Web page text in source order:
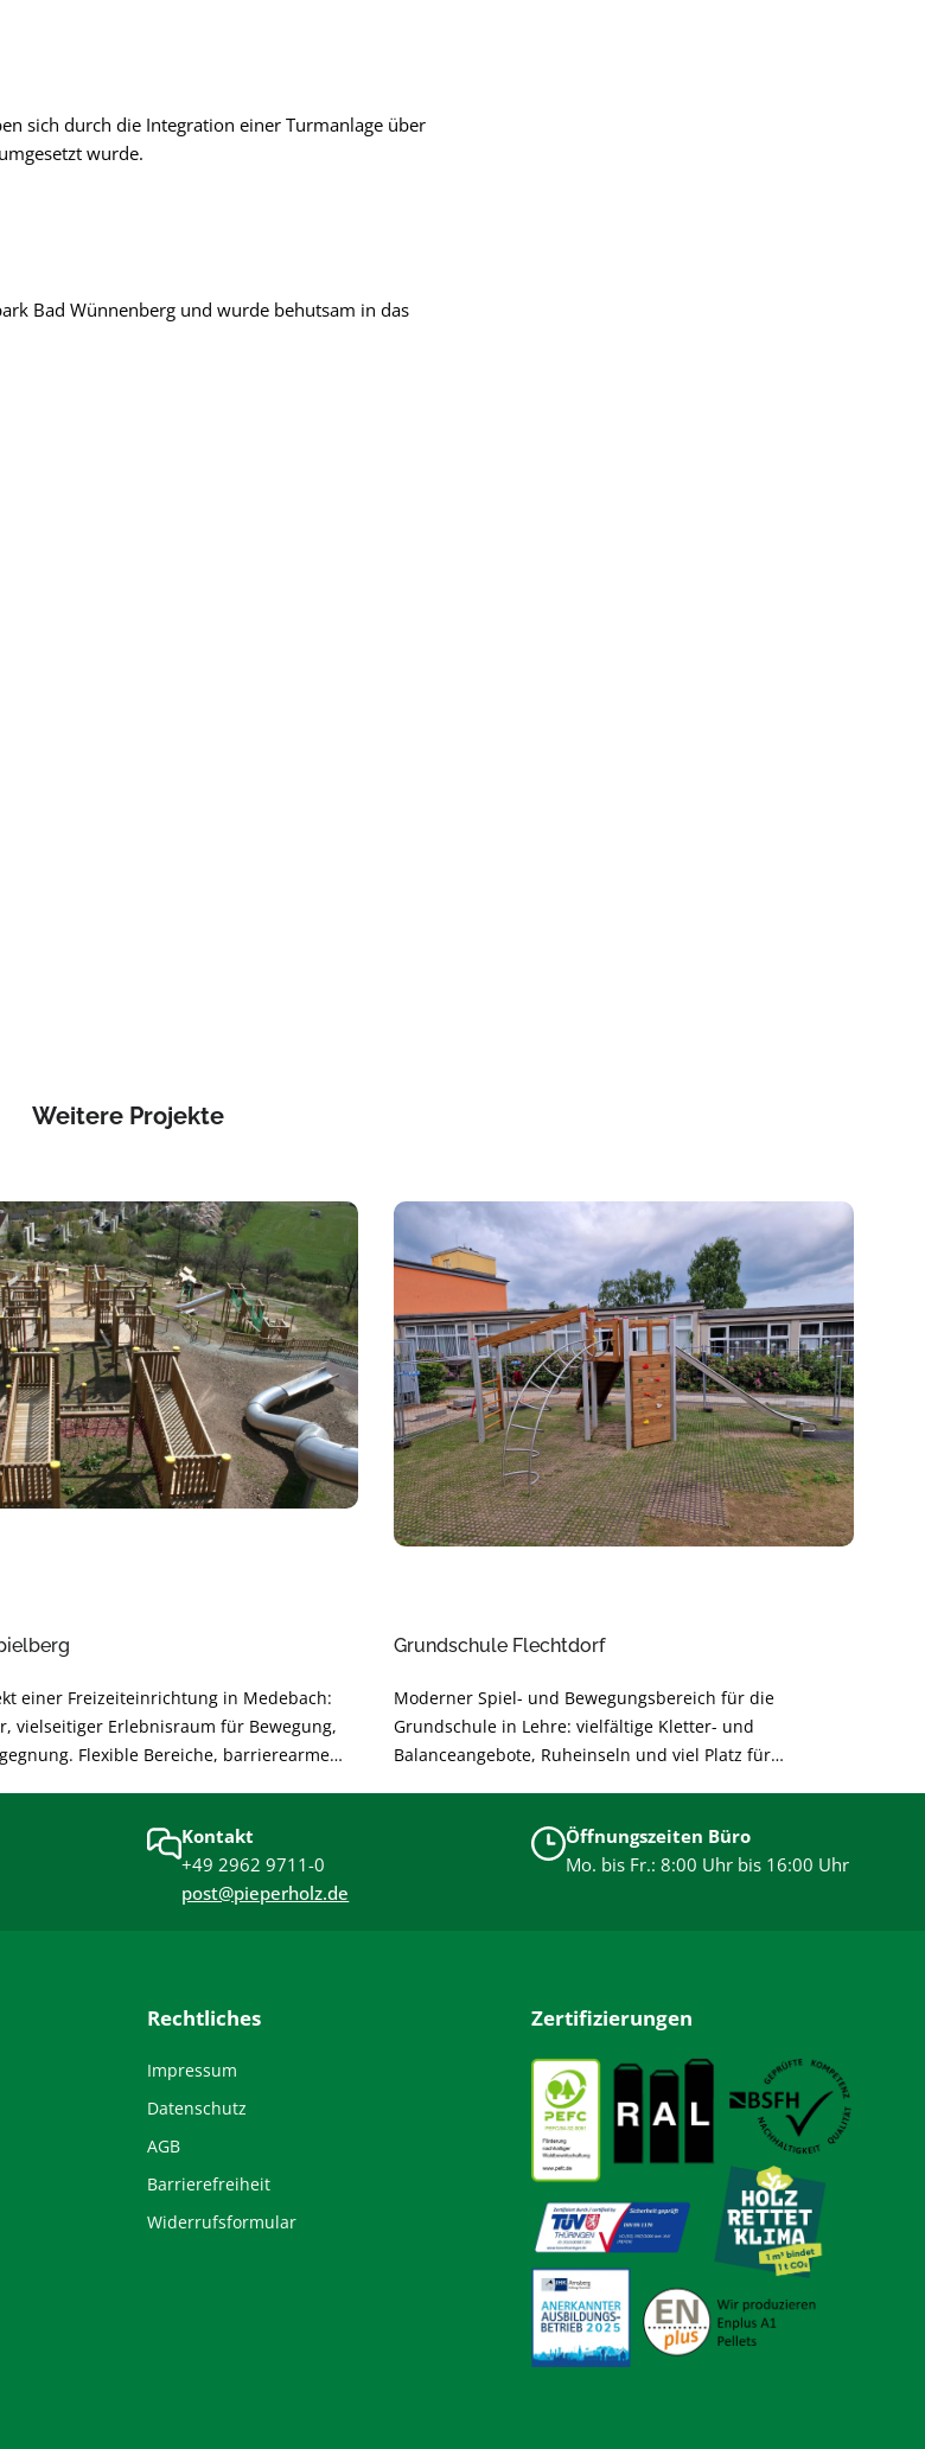
sich durch die Integration einer Turmanlage über
wurde.
Bad Wünnenberg und wurde behutsam in das
Weitere Projekte
einer Freizeiteinrichtung in Medebach:
vielseitiger Erlebnisraum für Bewegung,
Flexible Bereiche, barrierearme
erweiterbar – für langfristige
Alltagstauglichkeit.
Grundschule Flechtdorf
Moderner Spiel- und Bewegungsbereich für die
Grundschule in Lehre: vielfältige Kletter- und
Balanceangebote, Ruheinseln und viel Platz für
unterstützen die Entwicklung der Kinder und sorgen für
unbeschwertes Spielen.
Kontakt
+49 2962 9711-0
post@pieperholz.de
Öffnungszeiten Büro
Mo. bis Fr.: 8:00 Uhr bis 16:00 Uhr
Rechtliches
Impressum
Datenschutz
AGB
Barrierefreiheit
Widerrufsformular
Zertifizierungen